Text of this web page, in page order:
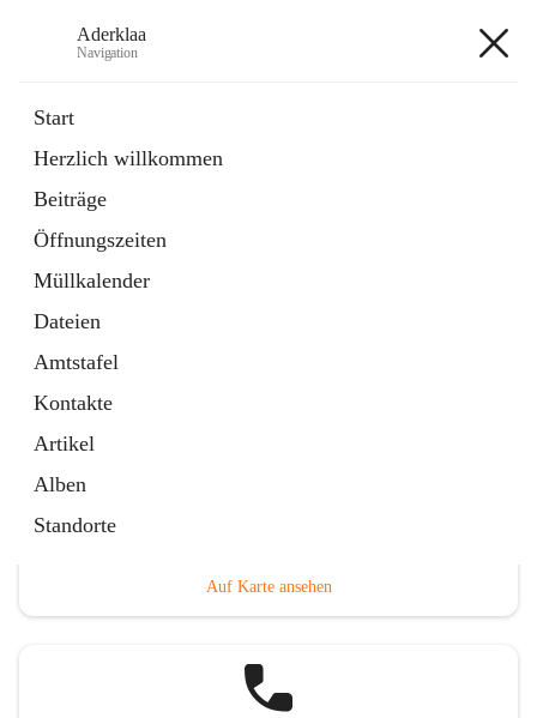
Aderklaa
Navigation
Start
Herzlich willkommen
Beiträge
Öffnungszeiten
Müllkalender
Dateien
Amtstafel
Kontakte
Artikel
Alben
Standorte
6 Schnellzugriffe
Gemeinde
3 Schnellzugriffe
Auf Karte ansehen